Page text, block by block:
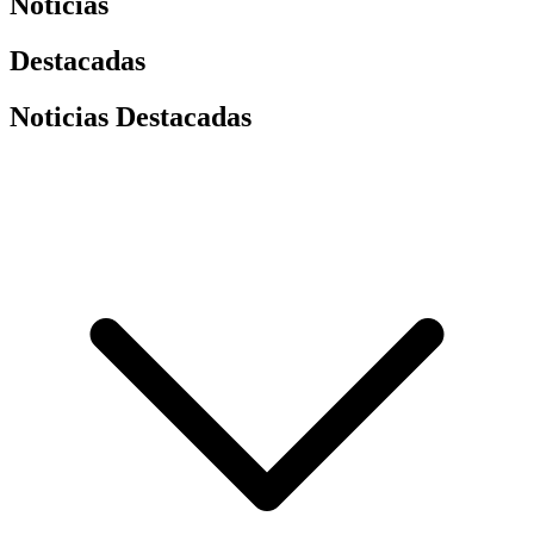
Destacadas
Noticias Destacadas